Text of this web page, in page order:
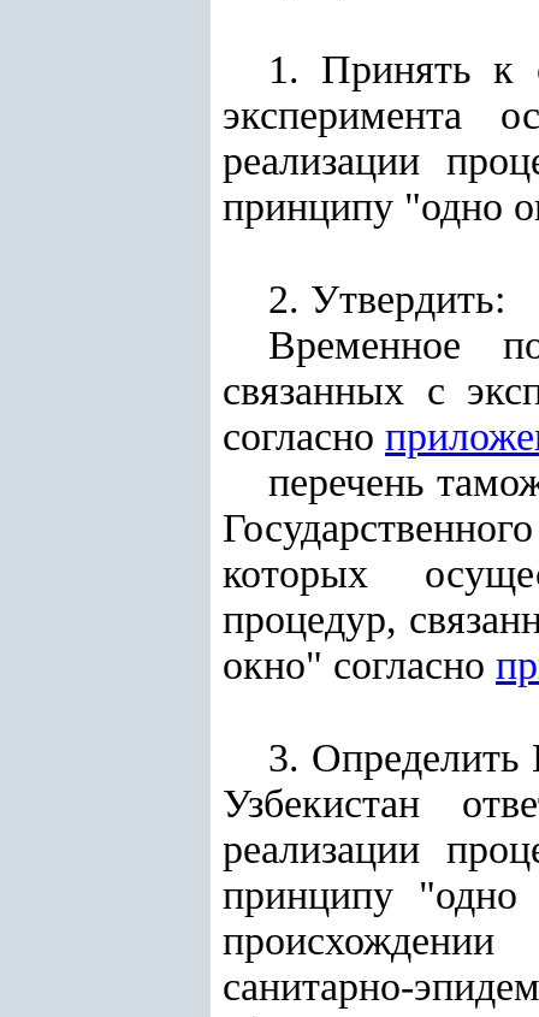
1. Принять к
эксперимента
реализации
принципу "одно
2. Утвердить:
Временное
связанных с
согласно
перечень
которых
процедур,
окно" согласно
3. Определить
Узбекистан
реализации
принципу "одно
санитарно-